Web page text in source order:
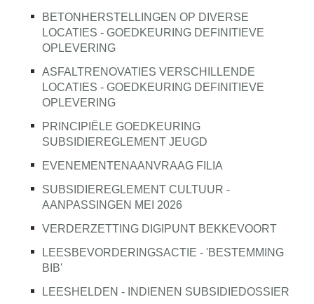
BETONHERSTELLINGEN OP DIVERSE
LOCATIES - GOEDKEURING DEFINITIEVE
OPLEVERING
ASFALTRENOVATIES VERSCHILLENDE
LOCATIES - GOEDKEURING DEFINITIEVE
OPLEVERING
PRINCIPIËLE GOEDKEURING
SUBSIDIEREGLEMENT JEUGD
EVENEMENTENAANVRAAG FILIA
SUBSIDIEREGLEMENT CULTUUR -
AANPASSINGEN MEI 2026
VERDERZETTING DIGIPUNT BEKKEVOORT
LEESBEVORDERINGSACTIE - 'BESTEMMING
BIB'
LEESHELDEN - INDIENEN SUBSIDIEDOSSIER